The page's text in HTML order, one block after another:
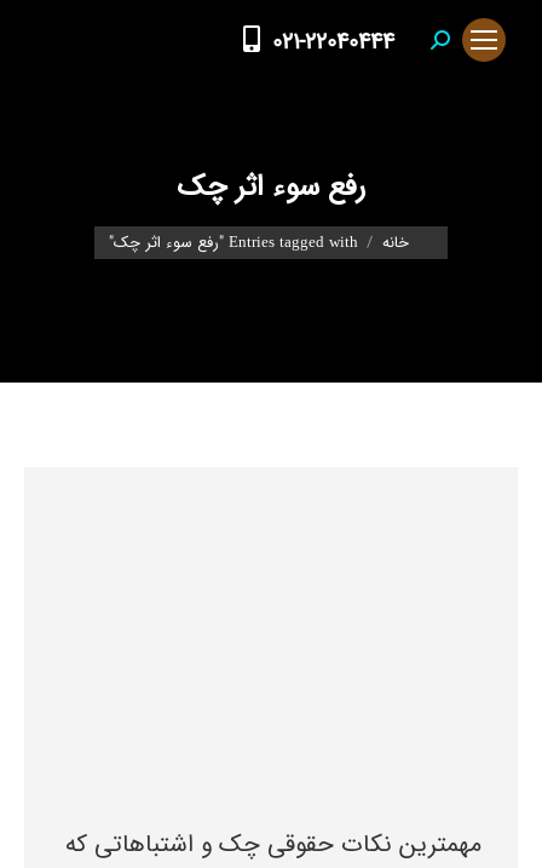
Search:
021-22040444
رفع سوء اثر چک
You are here:
خانه Entries tagged with "رفع سوء اثر چک"
مهمترین نکات حقوقی چک و اشتباهاتی که